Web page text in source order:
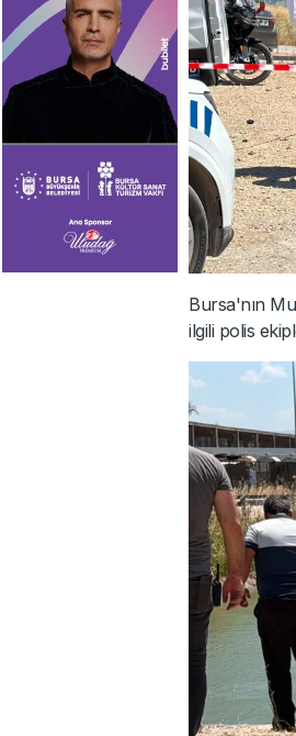
Bursa'nın
ilgili polis